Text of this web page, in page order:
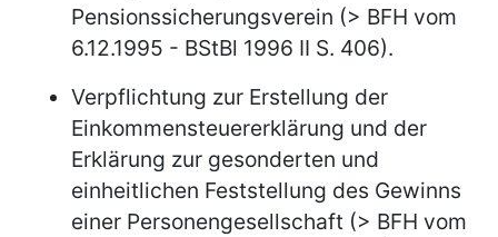
Pensionssicherungsverein (> BFH vom
6.12.1995 - BStBl 1996 II S. 406).
Verpflichtung zur Erstellung der
Einkommensteuererklärung und der
Erklärung zur gesonderten und
einheitlichen Feststellung des Gewinns
einer Personengesellschaft (> BFH vom